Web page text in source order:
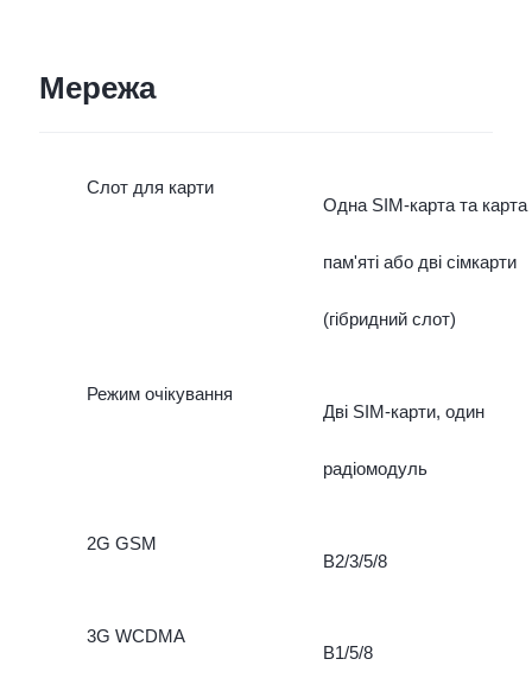
Мережа
Слот для карти
Одна SIM-карта та карта
пам'яті або дві сімкарти
(гібридний слот)
Режим очікування
Дві SIM-карти, один
радіомодуль
2G GSM
B2/3/5/8
3G WCDMA
B1/5/8